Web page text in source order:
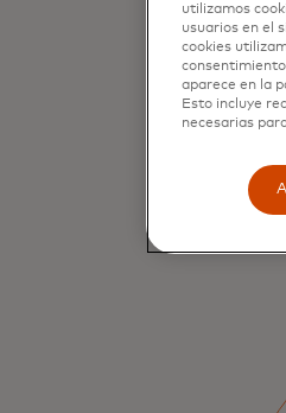
utilizamos
usuarios en el
cookies
aparece en la
Esto incluye
necesarias